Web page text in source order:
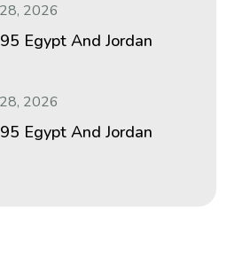
2026
Egypt And Jordan
2026
Egypt And Jordan